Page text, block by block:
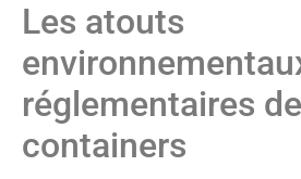
Les atouts
réglementaires
containers